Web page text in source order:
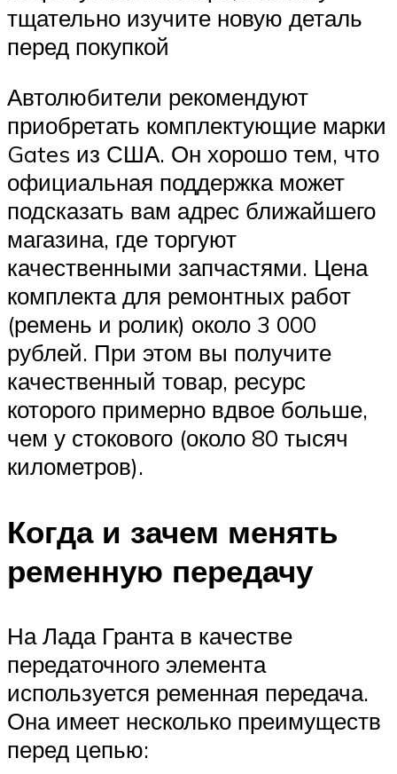
тщательно изучите новую деталь
перед покупкой
Автолюбители рекомендуют
приобретать комплектующие марки
Gates из США. Он хорошо тем, что
официальная поддержка может
подсказать вам адрес ближайшего
магазина, где торгуют
качественными запчастями. Цена
комплекта для ремонтных работ
(ремень и ролик) около 3 000
рублей. При этом вы получите
качественный товар, ресурс
которого примерно вдвое больше,
чем у стокового (около 80 тысяч
километров).
Когда и зачем менять
ременную передачу
На Лада Гранта в качестве
передаточного элемента
используется ременная передача.
Она имеет несколько преимуществ
перед цепью: